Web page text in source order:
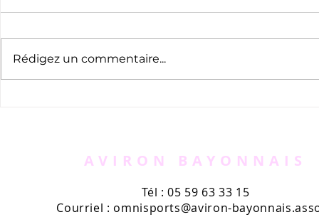
Rédigez un commentaire...
AVIRON BAYONNAIS
Tél : 05 59 63 33 15
Courriel : omnisports@aviron-